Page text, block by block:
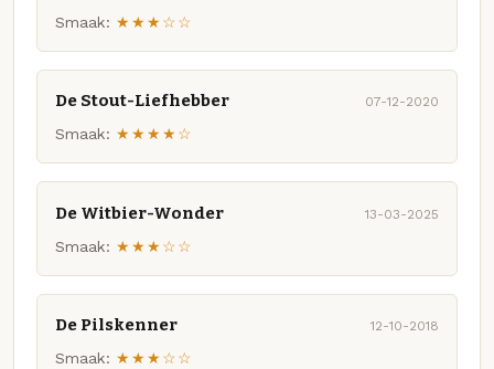
Smaak: ★★★☆☆
De Stout-Liefhebber 07-12-2020
Smaak: ★★★★☆
De Witbier-Wonder 13-03-2025
Smaak: ★★★☆☆
De Pilskenner 12-10-2018
Smaak: ★★★☆☆